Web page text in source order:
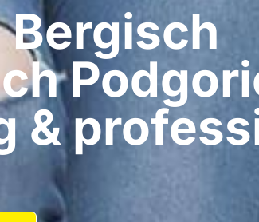
Bergisch
&